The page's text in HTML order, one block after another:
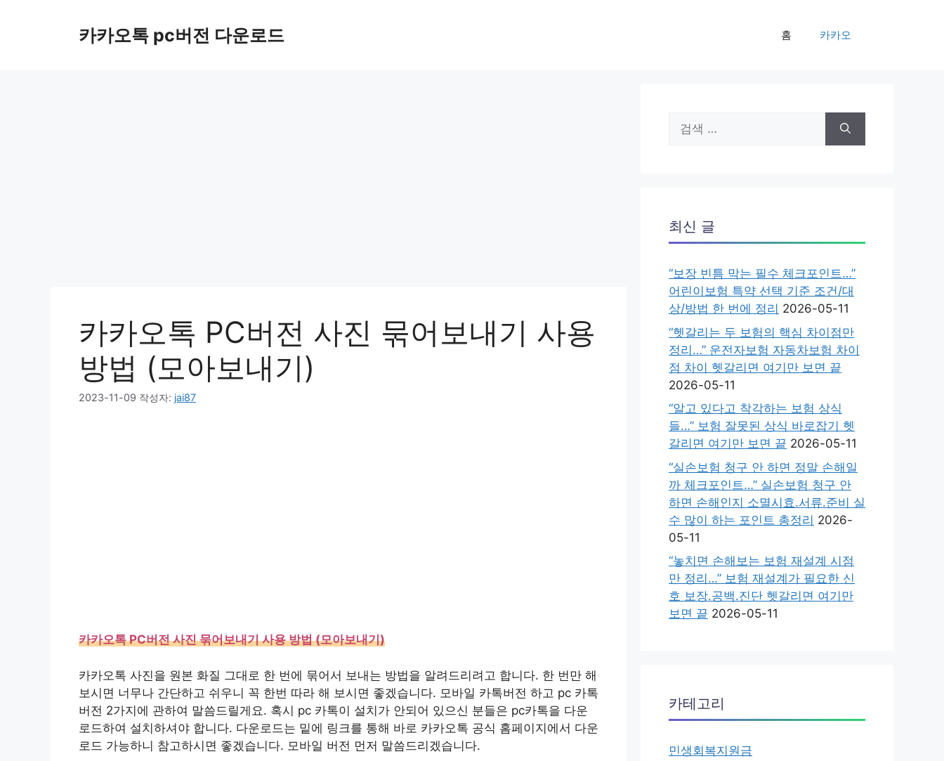
카카오톡 pc버전 다운로드 홈 카카오
카카오톡 PC버전 사진 묶어보내기 사용
방법 (모아보내기)
2023-11-09 작성자: jai87
카카오톡 PC버전 사진 묶어보내기 사용 방법 (모아보내기)
카카오톡 사진을 원본 화질 그대로 한 번에 묶어서 보내는 방법을 알려드리려고 합니다. 한 번만 해
보시면 너무나 간단하고 쉬우니 꼭 한번 따라 해 보시면 좋겠습니다. 모바일 카톡버전 하고 pc 카톡
버전 2가지에 관하여 말씀드릴게요. 혹시 pc 카톡이 설치가 안되어 있으신 분들은 pc카톡을 다운
로드하여 설치하셔야 합니다. 다운로드는 밑에 링크를 통해 바로 카카오톡 공식 홈페이지에서 다운
로드 가능하니 참고하시면 좋겠습니다. 모바일 버전 먼저 말씀드리겠습니다.
색:
최신 글
“보장 빈틈 막는 필수 체크포인트…”
어린이보험 특약 선택 기준 조건/대
상/방법 한 번에 정리 2026-05-11
“헷갈리는 두 보험의 핵심 차이점만
정리…” 운전자보험 자동차보험 차이
점 차이 헷갈리면 여기만 보면 끝
2026-05-11
“알고 있다고 착각하는 보험 상식
들…” 보험 잘못된 상식 바로잡기 헷
갈리면 여기만 보면 끝 2026-05-11
“실손보험 청구 안 하면 정말 손해일
까 체크포인트…” 실손보험 청구 안
하면 손해인지 소멸시효.서류.준비 실
수 많이 하는 포인트 총정리 2026-
05-11
“놓치면 손해보는 보험 재설계 시점
만 정리…” 보험 재설계가 필요한 신
호 보장.공백.진단 헷갈리면 여기만
보면 끝 2026-05-11
카테고리
민생회복지원금